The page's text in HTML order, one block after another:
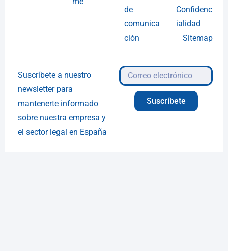
de
comunica
ción
Confidenc
ialidad
Sitemap
Suscríbete a nuestro
newsletter para
mantenerte informado
sobre nuestra empresa y
el sector legal en España
Suscríbete